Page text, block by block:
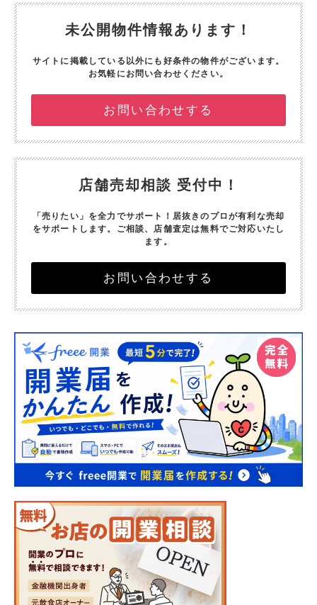
未公開物件情報あります！
サイトに掲載している以外にも好条件の物件がございます。
お気軽にお問い合わせください。
お問い合わせする
店舗売却相談 受付中！
「売りたい」を全力でサポート！ 居抜きのプロが有利な売却
をサポートします。 ご相談、店舗査定は無料でご対応いたし
ます。
お問い合わせする